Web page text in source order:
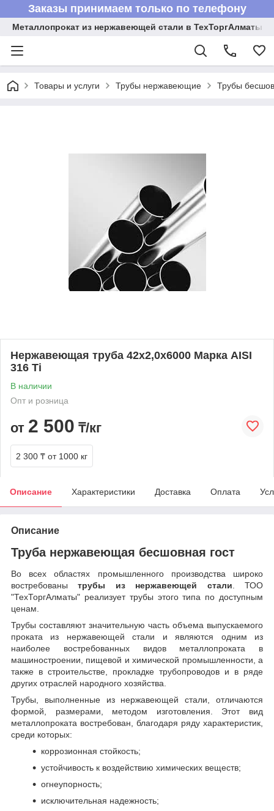
Заказы принимаем только по телефону
Металлопрокат из нержавеющей стали в ТехТоргАлматы
Товары и услуги Трубы нержавеющие Трубы
Нержавеющая труба 42х2,0х6000 Марка AISI
316 Ti
В наличии
Опт и розница
от 2 500 ₸/кг
2 300 ₸ от 1000 кг
Описание Характеристики Доставка Оплата
Описание
Труба нержавеющая бесшовная гост
Во всех областях промышленного производства широко
востребованытрубы из нержавеющей стали. ТОО
"ТехТоргАлматы" реализует трубы этого типа по доступным
ценам.
Трубы составляют значительную часть объема выпускаемого
проката из нержавеющей стали и являются одним из
наиболее востребованных видов металлопроката в
машиностроении, пищевой и химической промышленности, а
также в строительстве, прокладке трубопроводов и в ряде
других отраслей народного хозяйства.
Трубы, выполненные из нержавеющей стали, отличаются
формой, размерами, методом изготовления. Этот вид
металлопроката востребован, благодаря ряду характеристик,
среди которых:
коррозионная стойкость;
устойчивость к воздействию химических веществ;
огнеупорность;
исключительная надежность;